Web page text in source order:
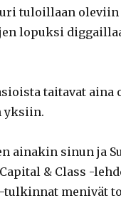
tuloillaan
lopuksi
taitavat aina
yksiin.
ainakin sinun ja
& Class -
tulkinnat menivät